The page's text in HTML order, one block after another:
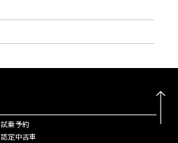
試乗予約
認定中古車